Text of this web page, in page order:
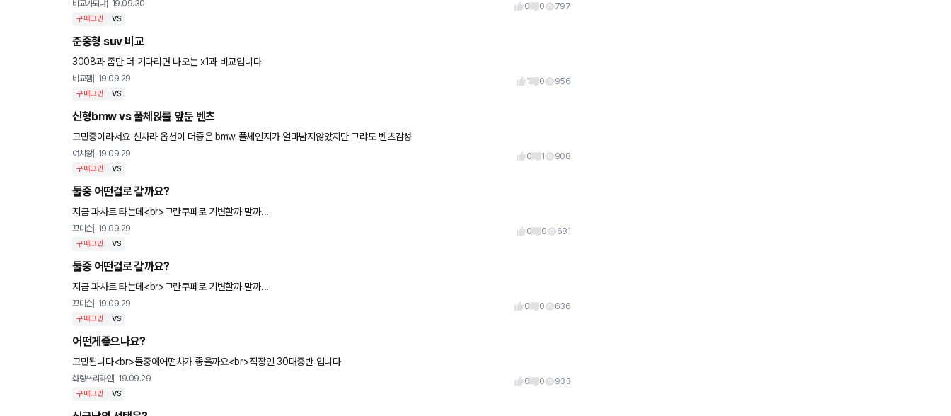
비교가되냐 19.09.30 0 0 797
구매고민 VS
준중형 suv 비교
3008과 좀만 더 기다리면 나오는 x1과 비교입니다
비교잼 19.09.29 1 0 956
구매고민 VS
신형bmw vs 풀체읹를 앞둔 벤츠
고민중이라서요 신차라 옵션이 더좋은 bmw 풀체인지가 얼마남지않았지만 그랴도 벤츠감성
여치왕 19.09.29 0 1 908
구매고민 VS
둘중 어떤걸로 갈까요?
지금 파사트 타는데<br>그란쿠페로 기변할까 말까...
꼬미슨 19.09.29 0 0 681
구매고민 VS
둘중 어떤걸로 갈까요?
지금 파사트 타는데<br>그란쿠페로 기변할까 말까...
꼬미슨 19.09.29 0 0 636
구매고민 VS
어떤게좋으나요?
고민됩니다<br>둘중에어떤차가 좋을까요<br>직장인 30대중반 입니다
화랑쓰리라인 19.09.29 0 0 933
구매고민 VS